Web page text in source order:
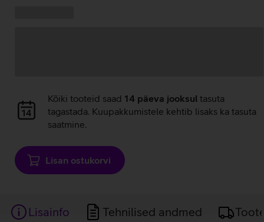
Andmete
laadimine
Kõiki tooteid saad 14 päeva jooksul tasuta
tagastada. Kuupakkumistele kehtib lisaks ka tasuta
saatmine.
Lisan ostukorvi
Lisainfo Tehnilised andmed